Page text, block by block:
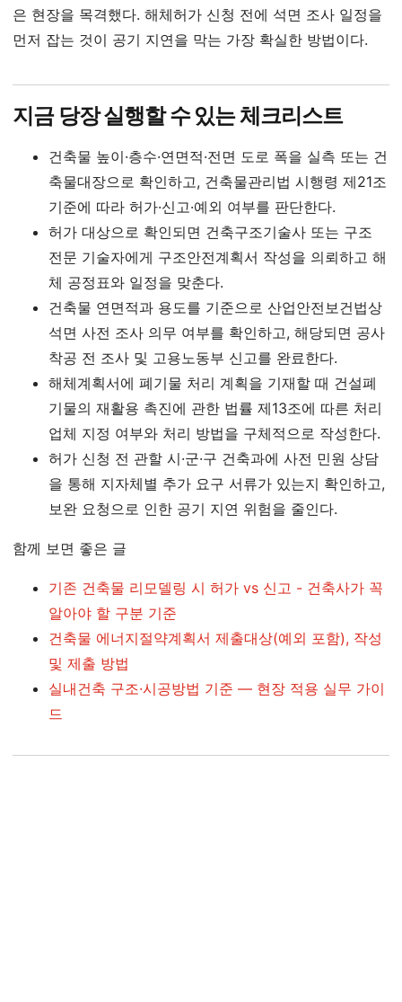
은 현장을 목격했다. 해체허가 신청 전에 석면 조사 일정을
먼저 잡는 것이 공기 지연을 막는 가장 확실한 방법이다.
지금 당장 실행할 수 있는 체크리스트
건축물 높이·층수·연면적·전면 도로 폭을 실측 또는 건
축물대장으로 확인하고, 건축물관리법 시행령 제21조
기준에 따라 허가·신고·예외 여부를 판단한다.
허가 대상으로 확인되면 건축구조기술사 또는 구조
전문 기술자에게 구조안전계획서 작성을 의뢰하고 해
체 공정표와 일정을 맞춘다.
건축물 연면적과 용도를 기준으로 산업안전보건법상
석면 사전 조사 의무 여부를 확인하고, 해당되면 공사
착공 전 조사 및 고용노동부 신고를 완료한다.
해체계획서에 폐기물 처리 계획을 기재할 때 건설폐
기물의 재활용 촉진에 관한 법률 제13조에 따른 처리
업체 지정 여부와 처리 방법을 구체적으로 작성한다.
허가 신청 전 관할 시·군·구 건축과에 사전 민원 상담
을 통해 지자체별 추가 요구 서류가 있는지 확인하고,
보완 요청으로 인한 공기 지연 위험을 줄인다.
함께 보면 좋은 글
기존 건축물 리모델링 시 허가 vs 신고 - 건축사가 꼭
알아야 할 구분 기준
건축물 에너지절약계획서 제출대상(예외 포함), 작성
및 제출 방법
실내건축 구조·시공방법 기준 — 현장 적용 실무 가이
드